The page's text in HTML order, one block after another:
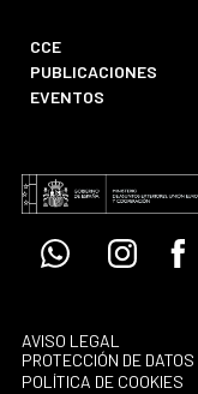
CCE
PUBLICACIONES
EVENTOS
WhatsappInstagram
AVISO LEGAL
PROTECCIÓN DE DATOS
POLÍTICA DE COOKIES